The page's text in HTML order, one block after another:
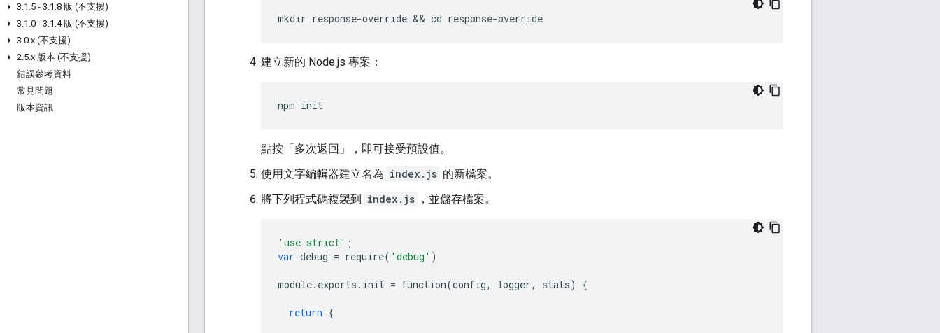
3.1 .5 - 3.1 .8 版 (不支援)
3.1 .0 - 3.1 .4 版 (不支援)
3.0.x (不支援)
2.5.x 版本 (不支援)
錯誤參考資料
常見問題
版本資訊
mkdir response-override && cd response-override
建立新的 Node.js 專案：
npm init
點按「多次返回」，即可接受預設值。
使用文字編輯器建立名為 index.js 的新檔案。
將下列程式碼複製到 index.js ，並儲存檔案。
'use strict' ;
var debug = require( 'debug' )
module. exports . init = function(config, logger, stats) {
return {